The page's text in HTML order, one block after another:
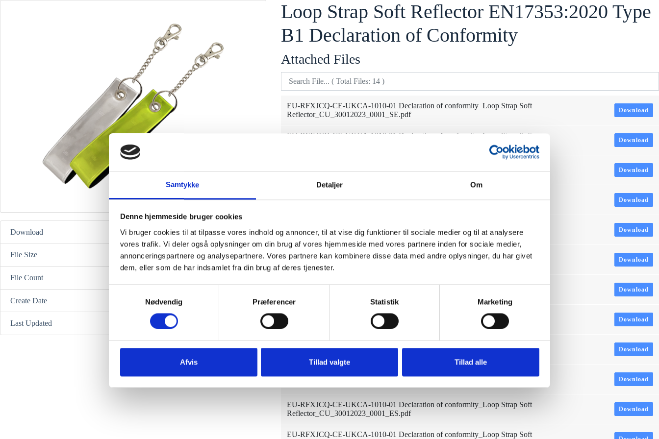
Samtykke Detaljer Om
Denne hjemmeside bruger cookies
Vi bruger cookies til at tilpasse vores indhold og annoncer, til at vise dig funktioner til sociale medier og til at analysere
vores trafik. Vi deler også oplysninger om din brug af vores hjemmeside med vores partnere inden for sociale medier,
annonceringspartnere og analysepartnere. Vores partnere kan kombinere disse data med andre oplysninger, du har givet
dem, eller som de har indsamlet fra din brug af deres tjenester.
S
m
y
v
Nødvendig Præferencer Statistik Marketing
Afvis Tillad valgte Tillad alle
Download 22384
File Size 6.05 MB
File Count
Create Date
Last Updated
Loop Strap Soft Reflector EN17353:2020 Type
B1 Declaration of Conformity
Attached Files
EU-RFXJCQ-CE-UKCA-1010-01 Declaration of conformity_Loop Strap Soft
Reflector_CU_30012023_0001_SE.pdf
Download
EU-RFXJCQ-CE-UKCA-1010-01 Declaration of conformity_Loop Strap Soft
Download
Reflector_CU_30012023_0001_NO.pdf
Download
Download
Reflector_CU_30012023_0001_LV.pdf
Download
EU-RFXJCQ-CE-UKCA-1010-01 Declaration of conformity_Loop Strap Soft
Reflector_CU_30012023_0001_LT.pdf
Download
EU-RFXJCQ-CE-UKCA-1010-01 Declaration of conformity_Loop Strap Soft
Download
EU-RFXJCQ-CE-UKCA-1010-01 Declaration of conformity_Loop Strap Soft
Reflector_CU_30012023_0001_GB.pdf
Download
Download
EU-RFXJCQ-CE-UKCA-1010-01 Declaration of conformity_Loop Strap Soft
Download
EU-RFXJCQ-CE-UKCA-1010-01 Declaration of conformity_Loop Strap Soft
Reflector_CU_30012023_0001_ES.pdf
Download
EU-RFXJCQ-CE-UKCA-1010-01 Declaration of conformity_Loop Strap Soft